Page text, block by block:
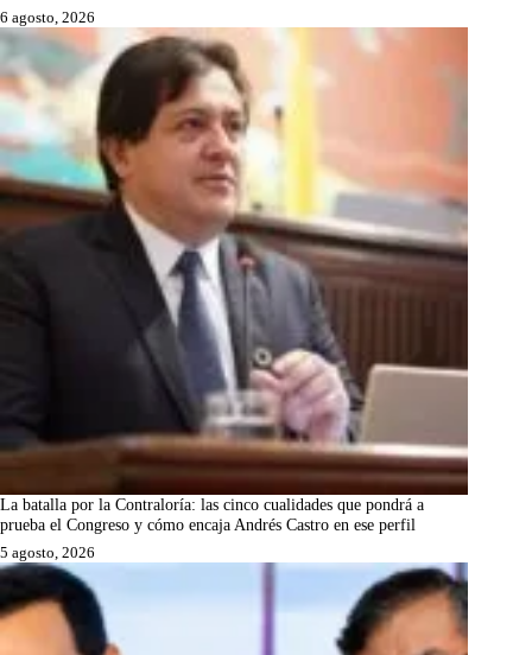
6 agosto, 2026
La batalla por la Contraloría: las cinco cualidades que pondrá a
prueba el Congreso y cómo encaja Andrés Castro en ese perfil
5 agosto, 2026